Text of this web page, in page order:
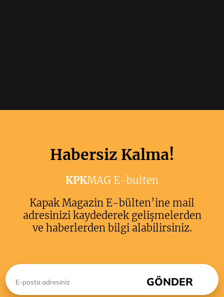
Habersiz Kalma!
KPKMAG E-bulten
Kapak Magazin E-bülten’ine mail
adresinizi kaydederek gelişmelerden
ve haberlerden bilgi alabilirsiniz.